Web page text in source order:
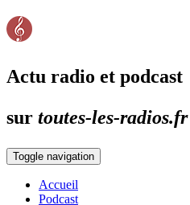
Actu radio et podcast
sur toutes-les-radios.fr
Toggle navigation
Accueil
Podcast